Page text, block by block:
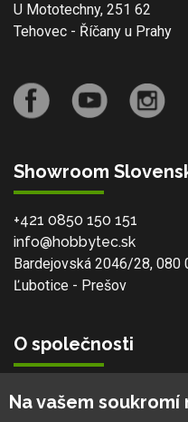
U Mototechny, 251 62
Tehovec - Říčany u Prahy
Showroom
+421 0850 150 151
info@hobbytec.sk
Bardejovská 2046/28, 080
Ľubotice - Prešov
O společnosti
Vlastní výroba
Náš tým
Na vašem soukromí